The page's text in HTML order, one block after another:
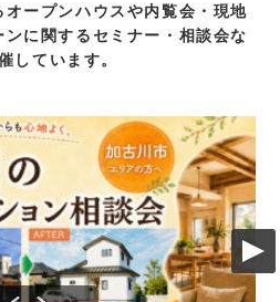
オープンハウスや内覧会・現地
に関するセミナー・相談会な
しています。